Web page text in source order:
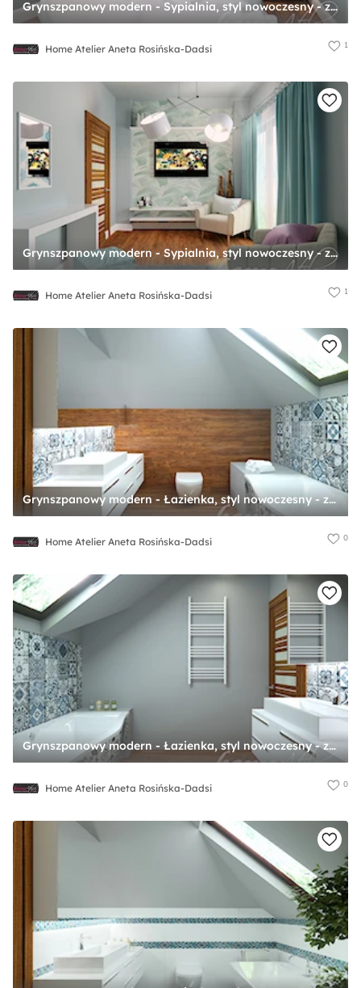
Grynszpanowy modern - Sypialnia, styl nowoczesny - zdjęcie od Home Atelier Aneta Rosińska-Dadsi
Home Atelier Aneta Rosińska-Dadsi 1
Grynszpanowy modern - Sypialnia, styl nowoczesny - zdjęcie od Home Atelier Aneta Rosińska-Dadsi
Home Atelier Aneta Rosińska-Dadsi 1
Grynszpanowy modern - Łazienka, styl nowoczesny - zdjęcie od Home Atelier Aneta Rosińska-Dadsi
Home Atelier Aneta Rosińska-Dadsi 0
Grynszpanowy modern - Łazienka, styl nowoczesny - zdjęcie od Home Atelier Aneta Rosińska-Dadsi
Home Atelier Aneta Rosińska-Dadsi 0